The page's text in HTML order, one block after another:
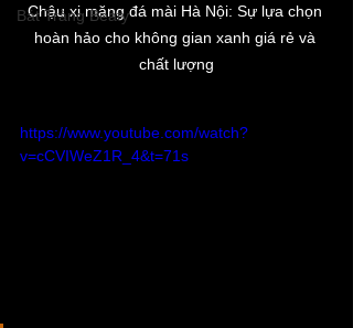
Bát Tràng Beaty
Chậu xi măng đá mài Hà Nội: Sự lựa chọn
hoàn hảo cho không gian xanh giá rẻ và
chất lượng
https://www.youtube.com/watch?
v=cCVIWeZ1R_4&t=71s